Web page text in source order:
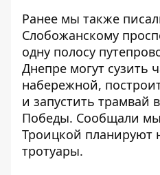
Ранее мы также
Слобожанскому
одну полосу
Днепре могут сузить
набережной,
и запустить трамвай
Победы. Сообщали
Троицкой планируют
тротуары.